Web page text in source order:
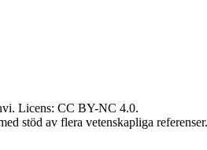
Licens: CC BY-NC 4.0.
stöd av flera vetenskapliga referenser.